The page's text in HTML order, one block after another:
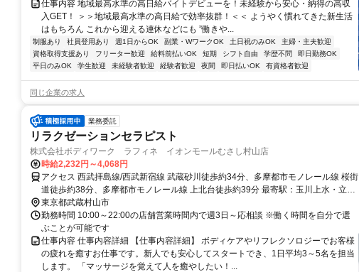
仕事内容 地域最高水準の高日給バイトデビューを！未経験から安心・納得の高収
入GET！ ＞＞地域最高水準の高日給で効率抜群！＜＜ ようやく慣れてきた新生活
はもちろん これから迎える連休などにも ”働きや...
制服あり 社員登用あり 週1日からOK 副業・WワークOK 土日祝のみOK
主婦・主夫歓迎
資格取得支援あり
フリーター歓迎 給料前払いOK 短期 シフト自由 学歴不問
即日勤務OK
平日のみOK
学生歓迎 未経験者歓迎 経験者歓迎 夜間 即日払いOK 有資格者歓迎
同じ企業の求人
業務委託
リラクゼーションセラピスト
株式会社ボディワーク ラフィネ イオンモールむさし村山店
時給2,232円～4,068円
アクセス 西武拝島線/西武新宿線 武蔵砂川徒歩約34分、多摩都市モノレール線 桜街
道徒歩約38分、多摩都市モノレール線 上北台徒歩約39分 最寄駅：玉川上水・立川
駅からバス
東京都武蔵村山市
勤務時間 10:00～22:00の店舗営業時間内で週3日～応相談 ※働く時間を自分で選
ぶことが可能です
仕事内容 仕事内容詳細 【仕事内容詳細】 ボディケアやリフレクソロジーでお客様
の疲れを癒すお仕事です。新人でも安心してスタートでき、1日平均3～5名を担当
します。 「マッサージを覚えて人を癒やしたい！...